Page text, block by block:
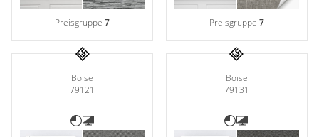
Preisgruppe7 Preisgruppe 7
Boise
79121
Boise
79131